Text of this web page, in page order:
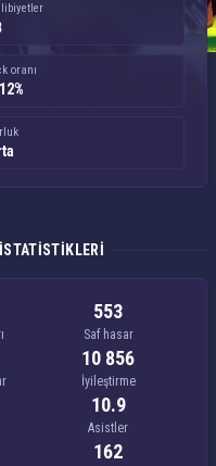
oranı
553
Saf hasar
10 856
İyileştirme
10.9
Asistler
162